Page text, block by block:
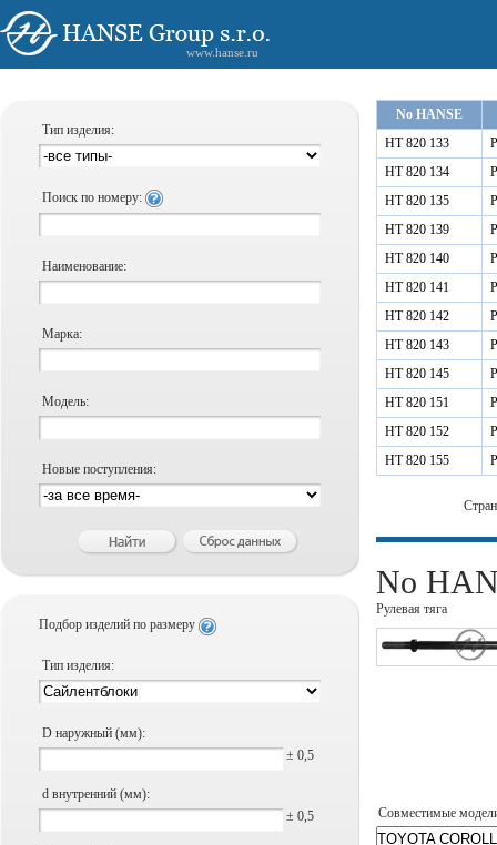
www.hanse.ru
Тип изделия:
Поиск по номеру:
Наименование:
Марка:
Модель:
Новые поступления:
Подбор изделий по размеру
Тип изделия:
D наружный (мм):
± 0,5
d внутренний (мм):
± 0,5
No HANSE
HT 820 133
HT 820 134
HT 820 135
HT 820 139
HT 820 140
HT 820 141
HT 820 142
HT 820 143
HT 820 145
HT 820 151
HT 820 152
HT 820 155
No
Рулевая тяга
Совместимые